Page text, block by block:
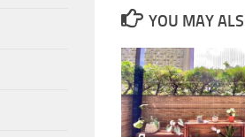
YOU MAY